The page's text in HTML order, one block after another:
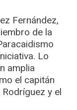
Fernández,
de la
Lo
amplia
el capitán
y el